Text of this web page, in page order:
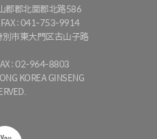
郡郡北面郡北路586
: 041-753-9914
市東大門区古山子路
: 02-964-8803
KOREA GINSENG